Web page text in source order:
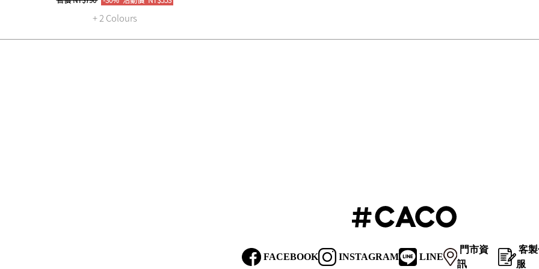
+ 2 Colours
FACEBOOK INSTAGRAM LINE
門市資
訊
客
服